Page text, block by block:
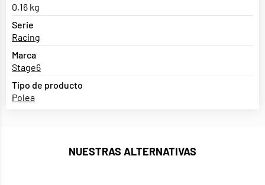
0,16 kg
Serie
Racing
Marca
Stage6
Tipo de producto
Polea
NUESTRAS ALTERNATIVAS